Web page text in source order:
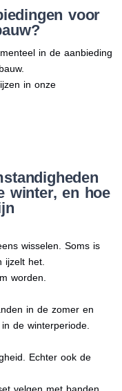
voor
in de aanbieding
in onze
winter, en hoe
wisselen. Soms is
ijzelt het.
worden.
in de zomer en
in de winterperiode.
Echter ook de
velgen met banden